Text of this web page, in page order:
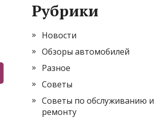
Рубрики
Новости
Обзоры автомобилей
Разное
Советы
Советы по обслуживанию и
ремонту